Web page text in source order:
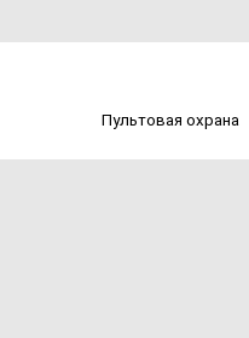
Пультовая охрана